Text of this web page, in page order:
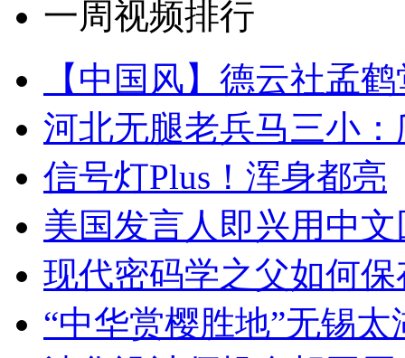
一周视频排行
【中国风】德云社孟
河北无腿老兵马三小
信号灯Plus！浑身都亮
美国发言人即兴用中
现代密码学之父如何
“中华赏樱胜地”无锡